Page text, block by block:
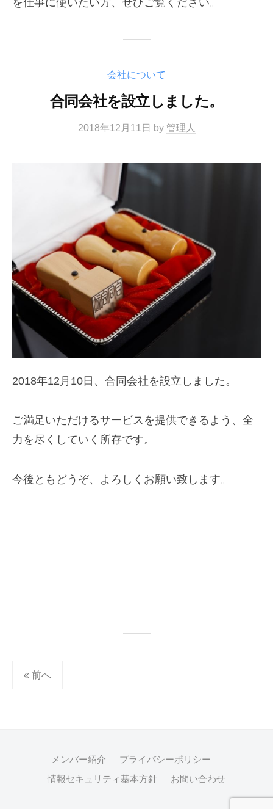
を仕事に使いたい方、ぜひご覧ください。
会社について
合同会社を設立しました。
2018年12月11日 by 管理人
2018年12月10日、合同会社を設立しました。
ご満足いただけるサービスを提供できるよう、全
力を尽くしていく所存です。
今後ともどうぞ、よろしくお願い致します。
« 前へ
メンバー紹介
プライバシーポリシー
情報セキュリティ基本方針
お問い合わせ